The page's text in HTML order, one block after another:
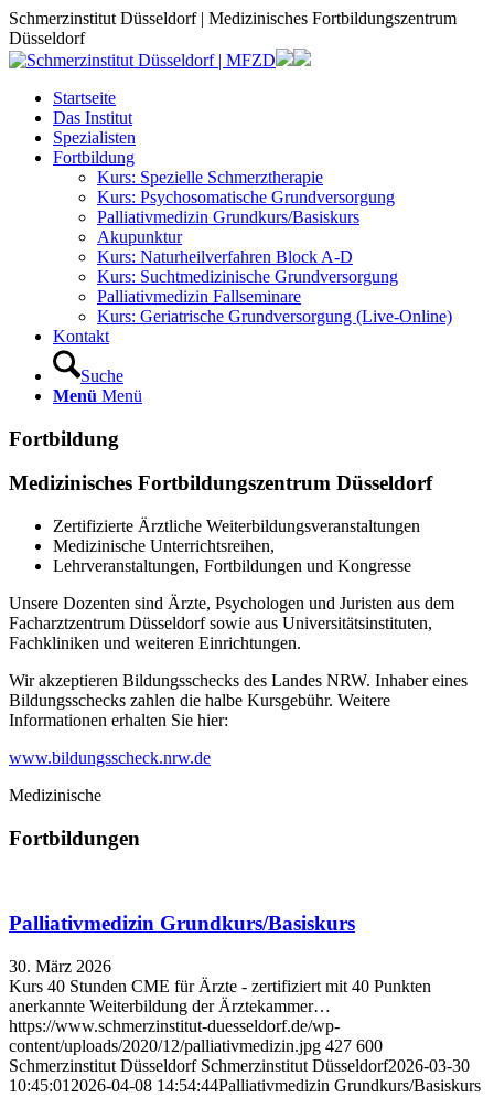
Schmerzinstitut Düsseldorf | Medizinisches Fortbildungszentrum
Düsseldorf
Startseite
Das Institut
Spezialisten
Fortbildung
Kurs: Spezielle Schmerztherapie
Kurs: Psychosomatische Grundversorgung
Palliativmedizin Grundkurs/Basiskurs
Akupunktur
Kurs: Naturheilverfahren Block A-D
Kurs: Suchtmedizinische Grundversorgung
Palliativmedizin Fallseminare
Kurs: Geriatrische Grundversorgung (Live-Online)
Kontakt
Suche
Menü Menü
Fortbildung
Medizinisches Fortbildungszentrum Düsseldorf
Zertifizierte Ärztliche Weiterbildungsveranstaltungen
Medizinische Unterrichtsreihen,
Lehrveranstaltungen, Fortbildungen und Kongresse
Unsere Dozenten sind Ärzte, Psychologen und Juristen aus dem
Facharztzentrum Düsseldorf sowie aus Universitätsinstituten,
Fachkliniken und weiteren Einrichtungen.
Wir akzeptieren Bildungsschecks des Landes NRW. Inhaber eines
Bildungsschecks zahlen die halbe Kursgebühr. Weitere
Informationen erhalten Sie hier:
www.bildungsscheck.nrw.de
Medizinische
Fortbildungen
Palliativmedizin Grundkurs/Basiskurs
30. März 2026
Kurs 40 Stunden CME für Ärzte - zertifiziert mit 40 Punkten
anerkannte Weiterbildung der Ärztekammer…
https://www.schmerzinstitut-duesseldorf.de/wp-
content/uploads/2020/12/palliativmedizin.jpg 427 600
Schmerzinstitut Düsseldorf Schmerzinstitut Düsseldorf2026-03-30
10:45:01 2026-04-08 14:54:44Palliativmedizin Grundkurs/Basiskurs